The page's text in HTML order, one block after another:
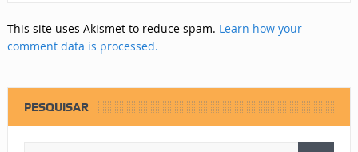
This site uses Akismet to reduce spam. Learn how your
comment data is processed.
PESQUISAR